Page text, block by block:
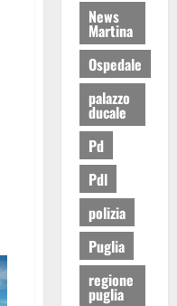
News
Martina
Ospedale
palazzo
ducale
Pd
Pdl
polizia
Puglia
regione
puglia